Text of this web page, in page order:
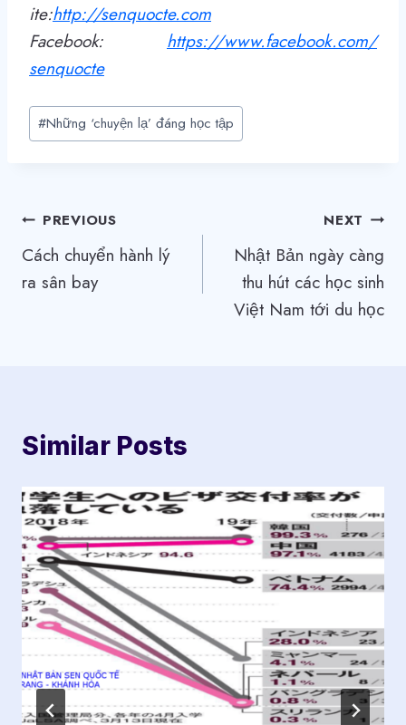
ite:http://senquocte.com
Facebook:
https://www.facebook.com/
senquocte
Post
Tags:
#Những ‘chuyện lạ’ đáng học tập
Điều
hướng
PREVIOUS
Cách chuyển hành lý
ra sân bay
NEXT
Nhật Bản ngày càng
thu hút các học sinh
Việt Nam tới du học
Similar Posts